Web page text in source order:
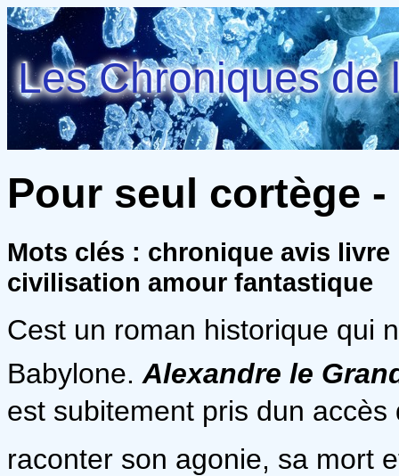
Les Chroniques de
Pour seul cortège
Mots clés : chronique avis
civilisation amour fantastique
Cest un roman historique qui
Babylone. Alexandre le
est subitement pris dun
raconter son agonie, sa mort